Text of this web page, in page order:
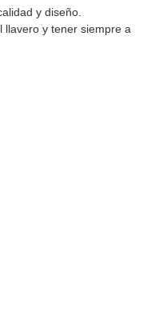
y diseño.
llavero y tener siempre a